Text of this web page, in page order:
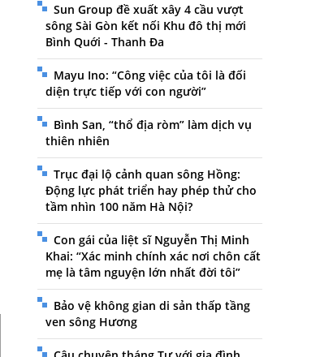
Sun Group đề xuất xây 4 cầu vượt
sông Sài Gòn kết nối Khu đô thị mới
Bình Quới - Thanh Đa
Mayu Ino: “Công việc của tôi là đối
diện trực tiếp với con người”
Bình San, “thổ địa ròm” làm dịch vụ
thiên nhiên
Trục đại lộ cảnh quan sông Hồng:
Động lực phát triển hay phép thử cho
tầm nhìn 100 năm Hà Nội?
Con gái của liệt sĩ Nguyễn Thị Minh
Khai: “Xác minh chính xác nơi chôn cất
mẹ là tâm nguyện lớn nhất đời tôi”
Bảo vệ không gian di sản thấp tầng
ven sông Hương